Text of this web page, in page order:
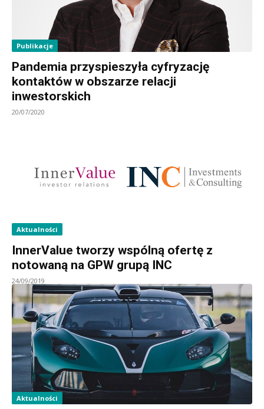
Publikacje
Pandemia przyspieszyła cyfryzację
kontaktów w obszarze relacji
inwestorskich
20/07/2020
Aktualności
InnerValue tworzy wspólną ofertę z
notowaną na GPW grupą INC
24/09/2019
Aktualności